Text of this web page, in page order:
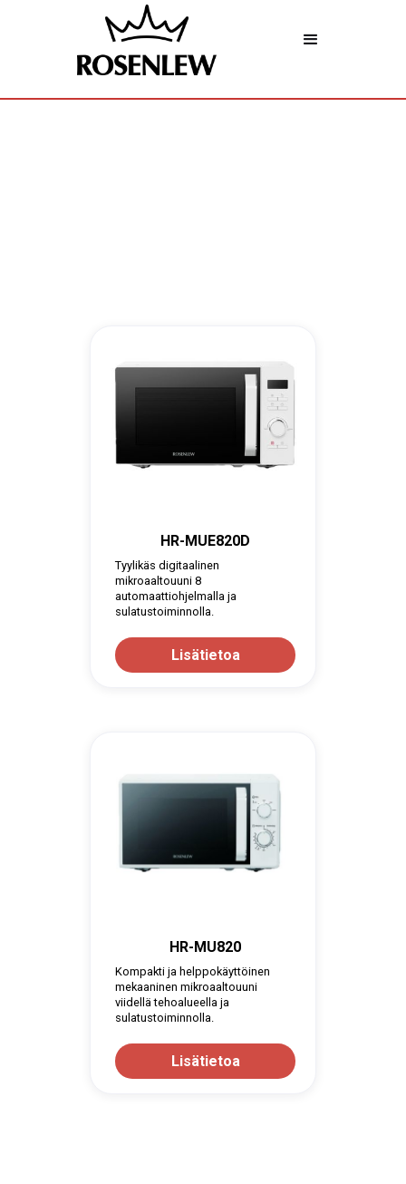
HR-MUE820D
Tyylikäs digitaalinen
mikroaaltouuni 8
automaattiohjelmalla ja
sulatustoiminnolla.
Lisätietoa
HR-MU820
Kompakti ja helppokäyttöinen
mekaaninen mikroaaltouuni
viidellä tehoalueella ja
sulatustoiminnolla.
Lisätietoa